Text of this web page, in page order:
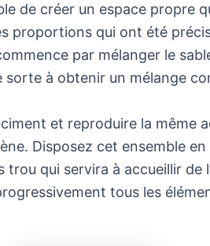
de créer un espace propre
proportions qui ont été
par mélanger le
sorte à obtenir un mélange
et reproduire la même
Disposez cet ensemble
qui servira à accueillir de
tous les